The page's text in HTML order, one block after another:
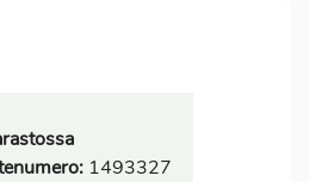
1493327